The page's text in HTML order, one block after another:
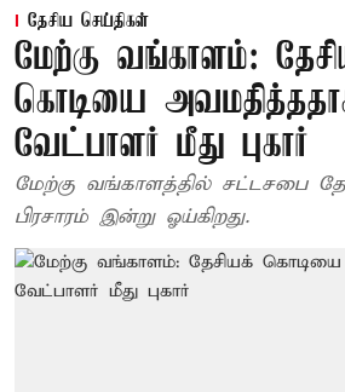
தேசிய செய்திகள்
மேற்கு வங்காளம்:
கொடியை
வேட்பாளர் மீது புகார்
மேற்கு வங்காளத்தில் சட்டசபை
பிரசாரம் இன்று ஓய்கிறது.